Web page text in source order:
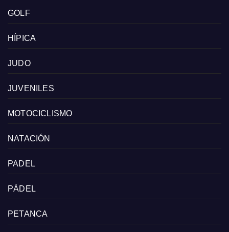
GOLF
HÍPICA
JUDO
JUVENILES
MOTOCICLISMO
NATACIÓN
PADEL
PÁDEL
PETANCA